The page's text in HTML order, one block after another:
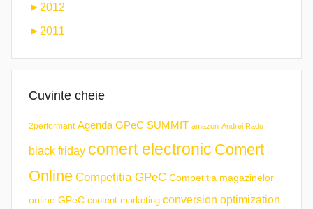
► 2012
► 2011
Cuvinte cheie
2performant Agenda GPeC SUMMIT amazon Andrei Radu
black friday comert electronic Comert
Online Competitia GPeC Competitia magazinelor
online GPeC content marketing conversion optimization